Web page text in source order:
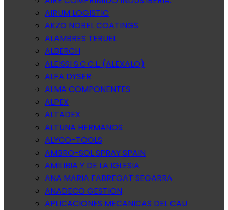
AIRUM LOGISTIC
AKZO NOBEL COATINGS
ALAMBRES TERUEL
ALBERCH
ALEISSI S.C.C.L. (ALEXALO)
ALFA DYSER
ALMA COMPONENTES
ALPEX
ALTADEX
ALTUNA HERMANOS
ALYCO-TOOLS
AMBRO-SOL SPRAY SPAIN
AMILIBIA Y DE LA IGLESIA
ANA MARIA FABREGAT SEGARRA
ANADECO GESTION
APLICACIONES MECANICAS DEL CAU